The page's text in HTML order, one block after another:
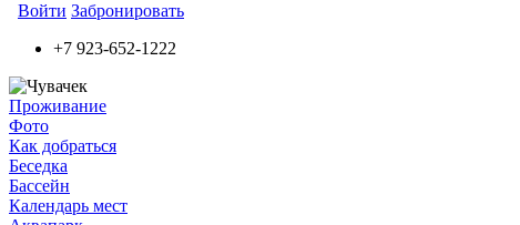
Войти Забронировать
+7 923-652-1222
Проживание
Фото
Как добраться
Беседка
Бассейн
Календарь мест